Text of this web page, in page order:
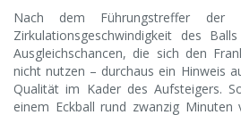
Nach dem Führungstreffer der
Zirkulationsgeschwindigkeit des
Ausgleichschancen, die sich den
nicht nutzen – durchaus ein Hinweis
Qualität im Kader des Aufsteigers.
einem Eckball rund zwanzig Minuten